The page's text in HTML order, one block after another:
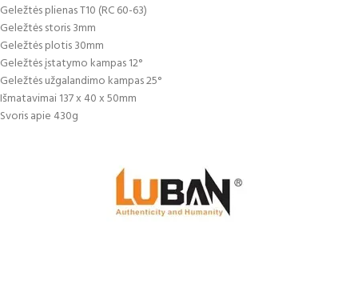
Geležtės plienas T10 (RC 60-63)
Geležtės storis 3mm
Geležtės plotis 30mm
Geležtės įstatymo kampas 12°
Geležtės užgalandimo kampas 25°
Išmatavimai 137 x 40 x 50mm
Svoris apie 430g